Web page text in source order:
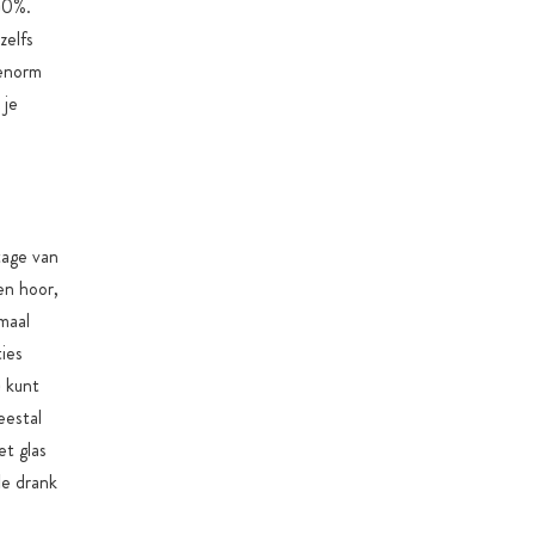
van
hoor,
kunt
glas
drank